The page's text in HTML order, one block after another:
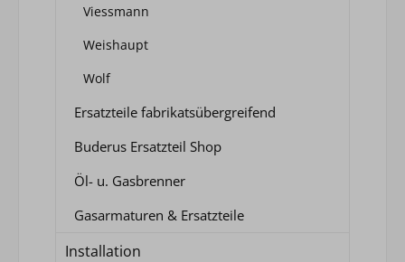
Viessmann
Weishaupt
Wolf
Ersatzteile fabrikatsübergreifend
Buderus Ersatzteil Shop
Öl- u. Gasbrenner
Gasarmaturen & Ersatzteile
Installation